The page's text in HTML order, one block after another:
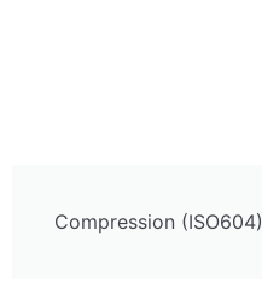
Compression (ISO604)